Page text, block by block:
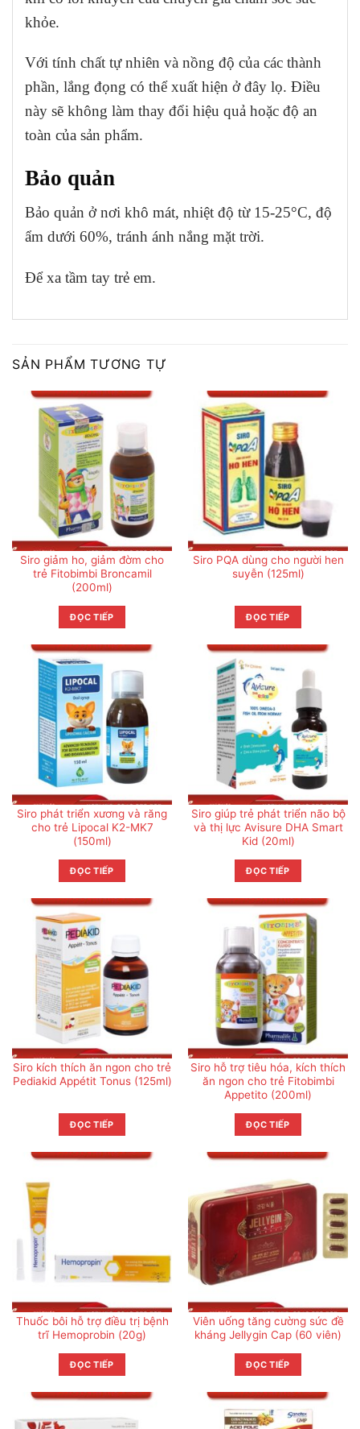
khỏe.
Với tính chất tự nhiên và nồng độ của các thành
phần, lắng đọng có thể xuất hiện ở đây lọ. Điều
này sẽ không làm thay đổi hiệu quả hoặc độ an
toàn của sản phẩm.
Bảo quản
Bảo quản ở nơi khô mát, nhiệt độ từ 15-25°C, độ
ẩm dưới 60%, tránh ánh nắng mặt trời.
Để xa tầm tay trẻ em.
SẢN PHẨM TƯƠNG TỰ
Siro giảm ho, giảm đờm cho
trẻ Fitobimbi Broncamil
(200ml)
ĐỌC TIẾP
Siro PQA dùng cho người hen
suyễn (125ml)
ĐỌC TIẾP
Siro phát triển xương và răng
cho trẻ Lipocal K2-MK7
(150ml)
ĐỌC TIẾP
Siro giúp trẻ phát triển não bộ
và thị lực Avisure DHA Smart
Kid (20ml)
ĐỌC TIẾP
Siro kích thích ăn ngon cho trẻ
Pediakid Appétit Tonus (125ml)
ĐỌC TIẾP
Siro hỗ trợ tiêu hóa, kích thích
ăn ngon cho trẻ Fitobimbi
Appetito (200ml)
ĐỌC TIẾP
Thuốc bôi hỗ trợ điều trị bệnh
trĩ Hemoprobin (20g)
ĐỌC TIẾP
Viên uống tăng cường sức đề
kháng Jellygin Cap (60 viên)
ĐỌC TIẾP